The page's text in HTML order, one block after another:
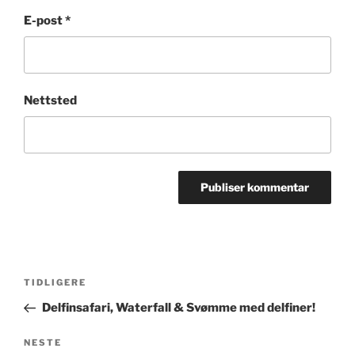
E-post*
Nettsted
Innleggsnavigasjon
Forrige
innlegg
TIDLIGERE
Delfinsafari, Waterfall & Svømme med delfiner!
Neste
NESTE